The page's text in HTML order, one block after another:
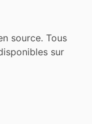
source. Tous
sur